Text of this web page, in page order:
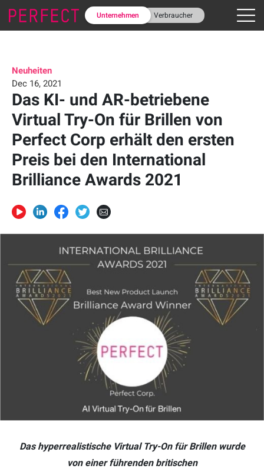
Unternehmen Verbraucher
Neuheiten
Dec 16, 2021
Das KI- und AR-betriebene
Virtual Try-On für Brillen von
Perfect Corp erhält den ersten
Preis bei den International
Brilliance Awards 2021
Das hyperrealistische Virtual Try-On für Brillen wurde
von einer führenden britischen